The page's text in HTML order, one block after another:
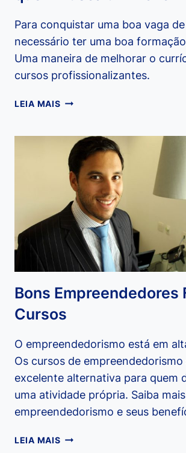
Para conquistar uma boa vaga
necessário ter uma boa
Uma maneira de melhorar o
cursos profissionalizantes.
LEIA MAISCURSOS
QUEM
BUSCA
UM
NOVO
EMPREGO
Bons Empreendedores
Cursos
O empreendedorismo está em
Os cursos de empreendedorismo
excelente alternativa para quem
uma atividade própria. Saiba
empreendedorismo e seus
LEIA MAISBONS